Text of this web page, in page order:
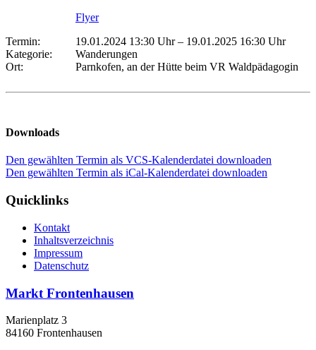
Flyer
Termin:
19.01.2024 13:30 Uhr– 19.01.2025 16:30 Uhr
Kategorie:
Wanderungen
Ort:
Parnkofen, an der Hütte beim VR Waldpädagogin
Downloads
Den gewählten Termin als VCS-Kalenderdatei downloaden
Den gewählten Termin als iCal-Kalenderdatei downloaden
Quicklinks
Kontakt
Inhaltsverzeichnis
Impressum
Datenschutz
Markt Frontenhausen
Marienplatz 3
84160 Frontenhausen